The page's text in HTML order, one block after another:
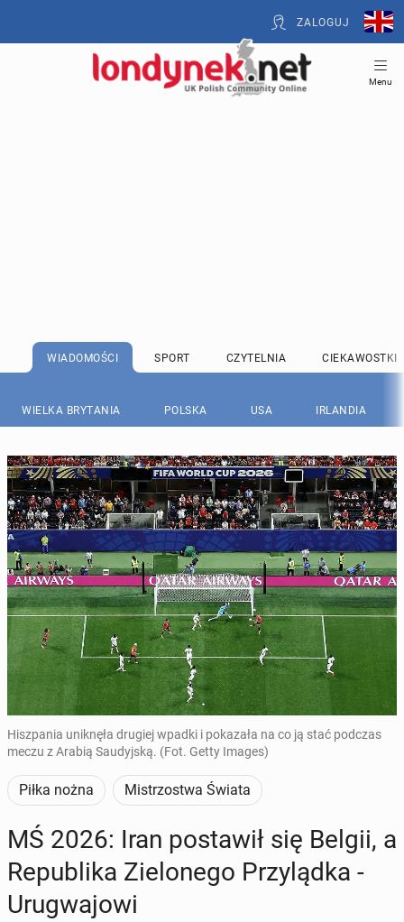
ZALOGUJ
Menu
WIADOMOŚCI SPORT CZYTELNIA CIEKAWOSTKI
WIELKA BRYTANIA POLSKA USA IRLANDIA
Hiszpania uniknęła drugiej wpadki i pokazała na co ją stać podczas
meczu z Arabią Saudyjską. (Fot. Getty Images)
Piłka nożna Mistrzostwa Świata
MŚ 2026: Iran po­sta­wił się Belgii, a
Re­pu­bli­ka Zie­lo­ne­go Przy­ląd­ka -
Uru­gwa­jo­wi